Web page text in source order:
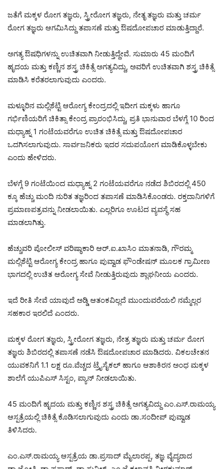
ಜತೆಗೆ ಮಕ್ಕಳ ರೋಗ ತಜ್ಞರು, ಸ್ತ್ರೀರೋಗ ತಜ್ಞರು, ನೇತೃ ತಜ್ಞರು ಮತ್ತು ಚರ್ಮ
ರೋಗ ತಜ್ಞರು ಆಗಮಿಸಿದ್ದು ತಪಾಸಣೆ ಮತ್ತು ಔಷದೋಪಚಾರ ಮಾಡುತ್ತಿದ್ದಾರೆ.
ಅಗತ್ಯ ಔಷಧಿಗಳನ್ನು ಉಚಿತವಾಗಿ ನೀಡುತ್ತಿದ್ದೇವೆ. ಸುಮಾರು 45 ಮಂದಿಗೆ
ಹೃದಯ ಮತ್ತು ಕಣ್ಣಿನ ಶಸ್ತ್ರ ಚಿಕಿತ್ಸೆ ಅಗತ್ಯವಿದ್ದು, ಅವರಿಗೆ ಉಚಿತವಾಗಿ ಶಸ್ತ್ರ ಚಿಕಿತ್ಸೆ
ಮಾಡಿಸಿ ಕರೆತರಲಾಗುವುದು ಎಂದರು.
ಮಳ್ಳೂರಿನ ಮಲ್ಲಿಶೆಟ್ಟಿ ಆರೋಗ್ಯ ಕೇಂದ್ರದಲ್ಲಿ ಇದೀಗ ಮಕ್ಕಳು ಹಾಗೂ
ಗರ್ಭಿಣಿಯರಿಗೆ ಚಿಕಿತ್ಸಾ ಕೇಂದ್ರ ಪ್ರಾರಂಭಿಸಿದ್ದು, ಪ್ರತಿ ಭಾನುವಾರ ಬೆಳಗ್ಗೆ 10 ರಿಂದ
ಮಧ್ಯಾಹ್ನ 1 ಗಂಟೆಯವರೆಗೂ ಉಚಿತ ಚಿಕಿತ್ಸೆ ಮತ್ತು ಔಷದೋಪಚಾರ
ಒದಗಿಸಲಾಗುವುದು. ಸಾರ್ವಜನಿಕರು ಇದರ ಸದುಪಯೋಗ ಮಾಡಿಕೊಳ್ಳಬೇಕು
ಎಂದು ಹೇಳಿದರು.
ಬೆಳಗ್ಗೆ 9 ಗಂಟೆಯಿಂದ ಮಧ್ಯಾಹ್ನ 2 ಗಂಟೆಯವರೆಗೂ ನಡೆದ ಶಿಬಿರದಲ್ಲಿ 450
ಕ್ಕೂ ಹೆಚ್ಚು ಮಂದಿ ನುರಿತ ತಜ್ಞರಿಂದ ತಪಾಸಣೆ ಮಾಡಿಸಿಕೊಂಡರು. ರಕ್ತದಾನಿಗಳಿಗೆ
ಪ್ರಮಾಣಪತ್ರವನ್ನು ನೀಡಲಾಯಿತು. ಎಲ್ಲರಿಗೂ ಊಟದ ವ್ಯವಸ್ಥೆ ಸಹ
ಮಾಡಲಾಗಿತ್ತು.
ಹೆಚ್ಚುವರಿ ಪೋಲೀಸ್ ವರಿಷ್ಠಾಕಾರಿ ಆರ್.ಐ.ಖಾಸಿಂ ಮಾತನಾಡಿ, ಗೌರಮ್ಮ
ಮಲ್ಲಿಶೆಟ್ಟಿ ಆರೋಗ್ಯ ಕೇಂದ್ರ ಹಾಗೂ ಪುವ್ವಾಡ ಫೌಂಡೇಷನ್ ಮೂಲಕ ಗ್ರಾಮೀಣ
ಭಾಗದಲ್ಲಿ ಉಚಿತ ಆರೋಗ್ಯ ಸೇವೆ ನೀಡುತ್ತಿರುವುದು ಶ್ಲಾಘನೀಯ ಎಂದರು.
ಇದೆ ರೀತಿ ಸೇವೆ ಯಾವುದೆ ಅಡ್ಡಿ ಆತಂಕವಿಲ್ಲದೆ ಮುಂದುವರೆಯಲಿ ನಮ್ಮೆಲ್ಲರ
ಸಹಕಾರ ಇರಲಿದೆ ಎಂದರು.
ಮಕ್ಕಳ ರೋಗ ತಜ್ಞರು, ಸ್ತ್ರೀರೋಗ ತಜ್ಞರು, ನೇತ್ರ ತಜ್ಞರು ಮತ್ತು ಚರ್ಮ ರೋಗ
ತಜ್ಞರು ಶಿಬಿರದಲ್ಲಿ ತಪಾಸಣೆ ನಡೆಸಿ ಔಷದೋಪಚಾರ ಮಾಡಿದರು. ವಿಕಲಚೇತನ
ಯುವಕನಿಗೆ 1.1 ಲಕ್ಷ ರೂ.ವೆಚ್ಚದ ಟ್ರೈಸೈಕಲ್ ಹಾಗೂ ಆಶಾಕಿರನ ಅಂಧ ಮಕ್ಕಳ
ಶಾಲೆಗೆ ಯುಪಿಎಸ್ ಸಿಸ್ಟಂ, ಪ್ಯಾನ್ ನೀಡಲಾಯಿತು.
45 ಮಂದಿಗೆ ಹೃದಯ ಮತ್ತು ಕಣ್ಣಿನ ಶಸ್ತ್ರ ಚಿಕಿತ್ಸೆ ಅಗತ್ಯವಿದ್ದು ಎಂ.ಎಸ್.ರಾಮಯ್ಯ
ಆಸ್ಪತ್ರೆಯಲ್ಲಿ ಚಿಕಿತ್ಸೆ ಕೊಡಿಸಲಾಗುವುದು ಎಂದು ಡಾ.ಸಂದೀಪ್ ಪುವ್ವಾಡ
ತಿಳಿಸಿದರು.
ಎಂ.ಎಸ್.ರಾಮಯ್ಯ ಆಸ್ಪತ್ರೆಯ ಡಾ.ಪ್ರಸಾದ್ ಮೈಲಾರಪ್ಪ, ತಜ್ಞ ವೈದ್ಯರಾದ